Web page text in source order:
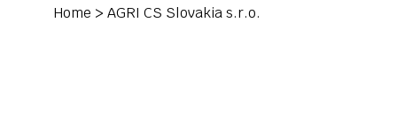
Home > AGRI CS Slovakia s.r.o.